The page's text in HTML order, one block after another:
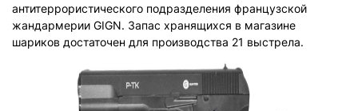
антитеррористического подразделения французской
жандармерии GIGN. Запас хранящихся в магазине
шариков достаточен для производства 21 выстрела.